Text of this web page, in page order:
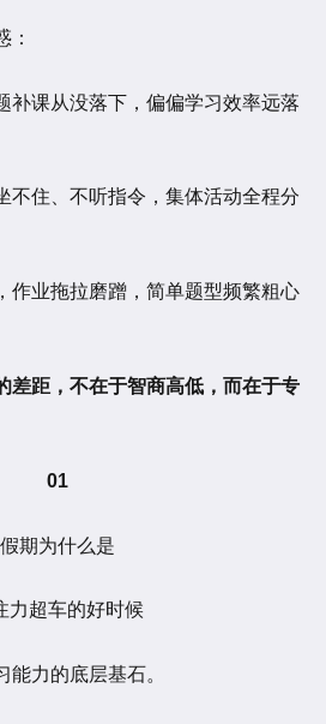
：
补课从没落下，偏偏学习效率远落
不住、不听指令，集体活动全程分
作业拖拉磨蹭，简单题型频繁粗心
差距，不在于智商高低，而在于专
01
假期为什么是
力超车的好时候
力的底层基石。